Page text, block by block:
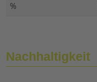
%
Nachhaltigkeit